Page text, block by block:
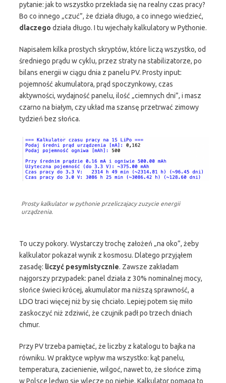
pytanie: jak to wszystko przekłada się na realny czas pracy?
Bo co innego „czuć”, że działa długo, a co innego wiedzieć,
dlaczego działa długo. I tu wjechały kalkulatory w Pythonie.
Napisałem kilka prostych skryptów, które liczą wszystko, od
średniego prądu w cyklu, przez straty na stabilizatorze, po
bilans energii w ciągu dnia z panelu PV. Prosty input:
pojemność akumulatora, prąd spoczynkowy, czas
aktywności, wydajność panelu, ilość „ciemnych dni”, i masz
czarno na białym, czy układ ma szansę przetrwać zimowy
tydzień bez słońca.
Prosty kalkulator w pythonie przeliczajacy zuzycie energii
urządzenia.
To uczy pokory. Wystarczy trochę założeń „na oko”, żeby
kalkulator pokazał wynik z kosmosu. Dlatego przyjąłem
zasadę: liczyć pesymistycznie. Zawsze zakładam
najgorszy przypadek: panel działa z 30% nominalnej mocy,
słońce świeci krócej, akumulator ma niższą sprawność, a
LDO traci więcej niż by się chciało. Lepiej potem się miło
zaskoczyć niż zdziwić, że czujnik padł po trzech dniach
chmur.
Przy PV trzeba pamiętać, że liczby z katalogu to bajka na
równiku. W praktyce wpływ ma wszystko: kąt panelu,
temperatura, zacienienie, wilgoć, nawet to, że słońce zimą
w Polsce ledwo się wlecze po niebie. Kalkulator pomaga to